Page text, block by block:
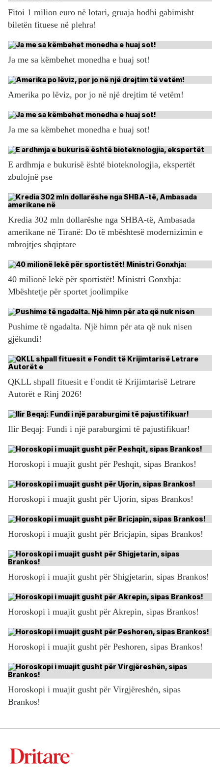
Fitoi 1 milion euro në lotari, gruaja hodhi gabimisht
biletën fituese në plehra!
Ja me sa këmbehet monedha e huaj sot!
Amerika po lëviz, por jo në një drejtim të vetëm!
Ja me sa këmbehet monedha e huaj sot!
E ardhmja e bukurisë është bioteknologjia, ekspertët
zbulojnë pse
Kredia 302 mln dollarëshe nga SHBA-të, Ambasada
amerikane në Tiranë: Do të mbështesë modernizimin e
mbrojtjes shqiptare
40 milionë lekë për sportistët! Ministri Gonxhja:
Mbështetje për sportet joolimpike
Pushime të ngadalta. Një himn për ata që nuk nisen
gjëkundi!
QKLL shpall fituesit e Fondit të Krijimtarisë Letrare
Autorët e Rinj 2026!
Ilir Beqaj: Fundi i një paraburgimi të pajustifikuar!
Horoskopi i muajit gusht për Peshqit, sipas Brankos!
Horoskopi i muajit gusht për Ujorin, sipas Brankos!
Horoskopi i muajit gusht për Bricjapin, sipas Brankos!
Horoskopi i muajit gusht për Shigjetarin, sipas Brankos!
Horoskopi i muajit gusht për Akrepin, sipas Brankos!
Horoskopi i muajit gusht për Peshoren, sipas Brankos!
Horoskopi i muajit gusht për Virgjëreshën, sipas
Brankos!